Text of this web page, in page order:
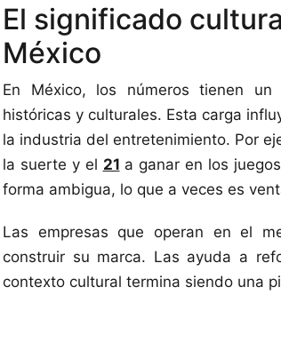
El significado
México
En México, los números tienen un
históricas y culturales. Esta carga
la industria del entretenimiento. Por
la suerte y el 21 a ganar en los
forma ambigua, lo que a veces es
Las empresas que operan en el
construir su marca. Las ayuda a
contexto cultural termina siendo una